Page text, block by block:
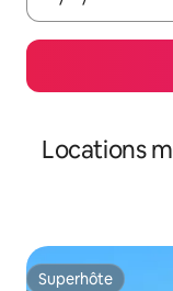
Locations
Superhôte